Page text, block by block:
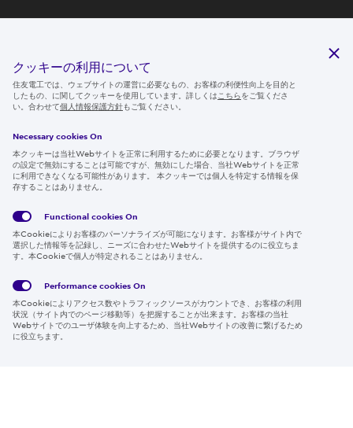
ニュースルーム
IR情報
採用情報
Global
Policy
サイト
約
Region & Language:
Japan | JP
クッキーの利用について
住友電工では、ウェブサイトの運営に必要なもの、お客様の利便性向上を目的と
したもの、に関してクッキーを使用しています。詳しくは こちらをご覧くださ
い。合わせて個人情報保護方針もご覧ください。
Necessary cookies On
本クッキーは当社Webサイトを正常に利用するために必要となります。ブラウザ
の設定で無効にすることは可能ですが、無効にした場合、当社Webサイトを正常
に利用できなくなる可能性があります。 本クッキーでは個人を特定する情報を保
存することはありません。
Functional cookies On
本Cookieによりお客様のパーソナライズが可能になります。お客様がサイト内で
選択した情報等を記録し、ニーズに合わせたWebサイトを提供するのに役立ちま
す。本Cookieで個人が特定されることはありません。
Performance cookies On
本Cookieによりアクセス数やトラフィックソースがカウントでき、お客様の利用
状況（サイト内でのページ移動等）を把握することが出来ます。お客様の当社
Webサイトでのユーザ体験を向上するため、当社Webサイトの改善に繋げるため
に役立ちます。